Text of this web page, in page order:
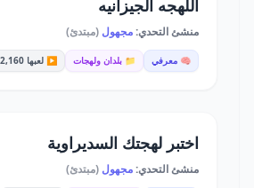
اللهجه الجيزانيه
منشئ التحدي:مجهول (مبتدئ)
🧠 معرفي 📁 بلدان ولهجات ▶️ لعبها 2,160
اختبر لهجتك السديراوية
منشئ التحدي:مجهول (مبتدئ)